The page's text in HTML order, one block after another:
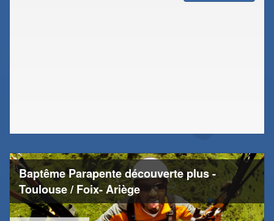
Baptême Parapente découverte plus -
Toulouse / Foix- Ariège